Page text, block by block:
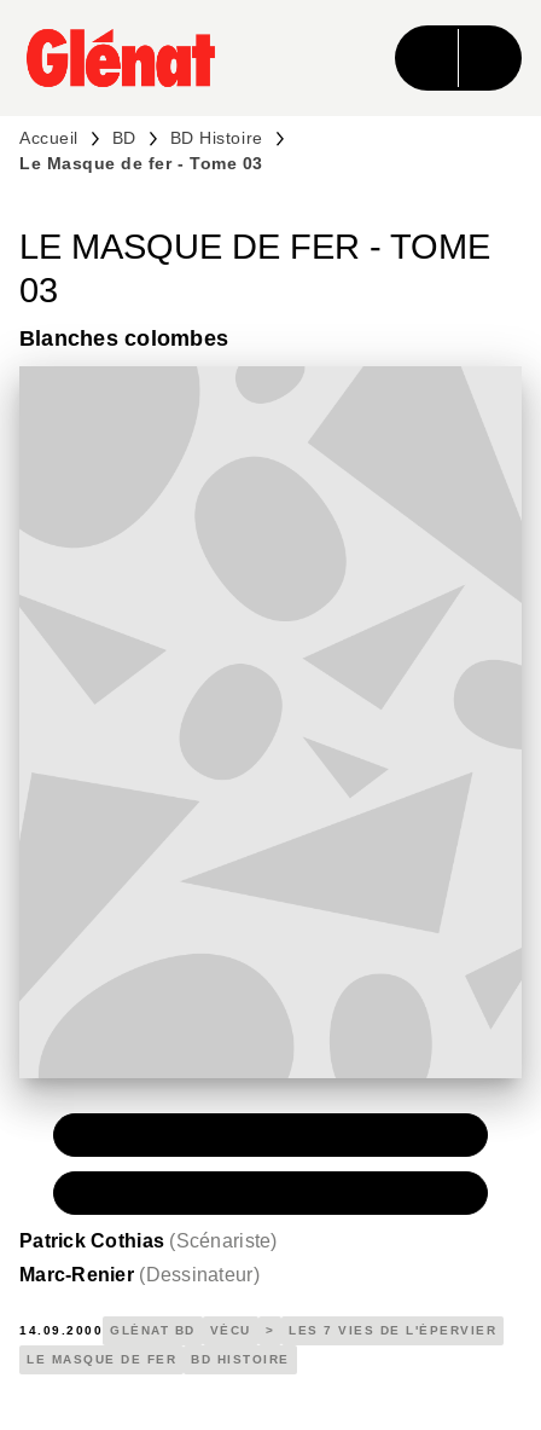
MENU RECHERCHE CONTENU
PIED DE PAGE
Accueil BD
BD Histoire
Le Masque de fer - Tome 03
LE MASQUE DE FER - TOME
03
Blanches colombes
Patrick Cothias (Scénariste)
Marc-Renier (Dessinateur)
14.09.2000 GLÉNAT BD VÉCU > LES 7 VIES DE L'ÉPERVIER
LE MASQUE DE FER BD HISTOIRE